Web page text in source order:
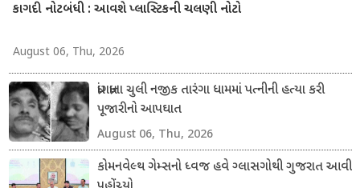
કાગદી નોટબંધી : આવશે પ્લાસ્ટિકની ચલણી નોટો
August 06, Thu, 2026
ધ્રાંગધ્રાના ચુલી નજીક તારંગા ધામમાં પત્નીની હત્યા કરી
પૂજારીનો આપઘાત
August 06, Thu, 2026
કોમનવેલ્થ ગેમ્સનો ધ્વજ હવે ગ્લાસગોથી ગુજરાત આવી